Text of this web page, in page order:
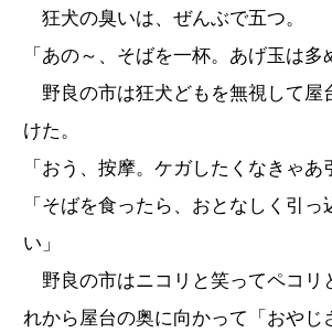
狂犬の臭いは、ぜんぶで五つ。
「あの～、そばを一杯。あげ玉は多
野良の市は狂犬どもを無視して屋
けた。
「おう、按摩。ケガしたくなきゃあ
「そばを食ったら、おとなしく引っ
い」
野良の市はニコリと笑ってペコリ
れから屋台の奥に向かって「おやじ